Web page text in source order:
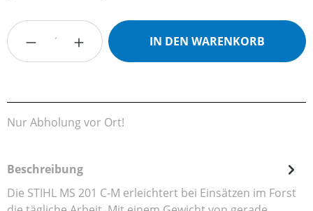
Produkt Anzahl: Gib den gewünschten
IN DEN WARENKORB
Nur Abholung vor Ort!
Beschreibung
Die STIHL MS 201 C-M erleichtert bei Einsätzen im Forst